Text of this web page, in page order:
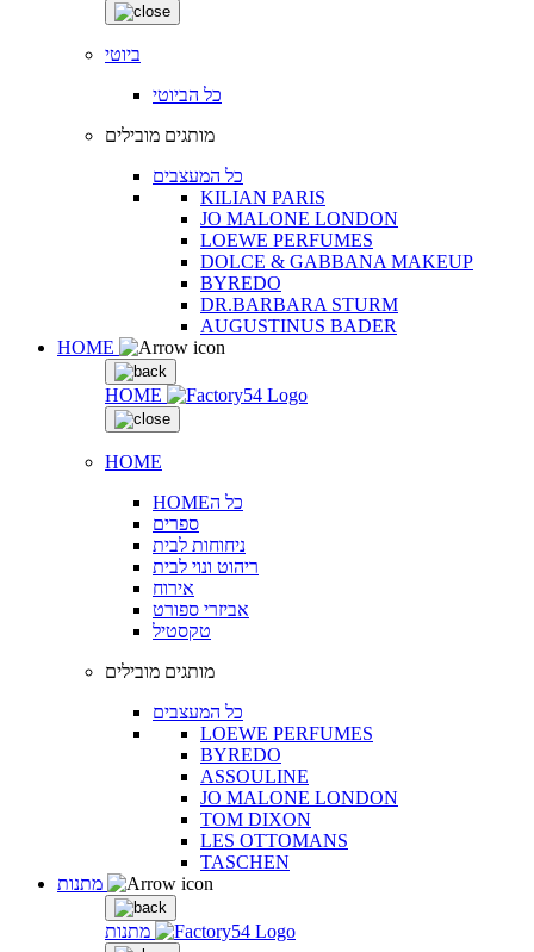
ביוטי
כל הביוטי
מותגים מובילים
כל המעצבים
KILIAN PARIS
JO MALONE LONDON
LOEWE PERFUMES
DOLCE & GABBANA MAKEUP
BYREDO
DR.BARBARA STURM
AUGUSTINUS BADER
HOME
HOME
HOME
HOMEכל ה
ספרים
ניחוחות לבית
ריהוט ונוי לבית
אירוח
אביזרי ספורט
טקסטיל
מותגים מובילים
כל המעצבים
LOEWE PERFUMES
BYREDO
ASSOULINE
JO MALONE LONDON
TOM DIXON
LES OTTOMANS
TASCHEN
מתנות